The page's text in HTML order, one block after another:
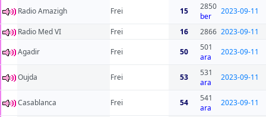
Radio Amazigh
Frei 15
2850
ber
2023-09-11
Radio Med VI Frei 16 2866 2023-09-11
Agadir
Frei 50
501
ara
2023-09-11
Oujda Frei 53
531
ara
2023-09-11
Casablanca Frei 54
541
ara
2023-09-11